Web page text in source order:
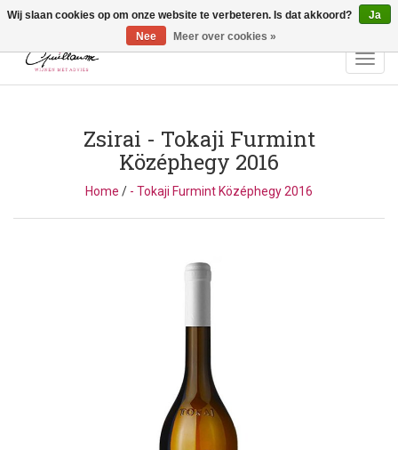
Vragen? Bel ons: +32 (0)13 - 77 11 21 - Winkel: Lochtstraat 2,
3272 Testelt -
info@guillaumewijnen.be
Zsirai - Tokaji Furmint
Középhegy 2016
Home / - Tokaji Furmint Középhegy 2016
Wij slaan cookies op om onze website te verbeteren. Is dat akkoord?
Ja
Nee
Meer over cookies »